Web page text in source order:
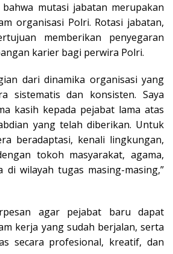
mutasi jabatan merupakan
organisasi Polri. Rotasi jabatan,
memberikan penyegaran
karier bagi perwira Polri.
dari dinamika organisasi yang
sistematis dan konsisten. Saya
kasih kepada pejabat lama atas
yang telah diberikan. Untuk
beradaptasi, kenali lingkungan,
tokoh masyarakat, agama,
di wilayah tugas masing-masing,”
agar pejabat baru dapat
kerja yang sudah berjalan, serta
secara profesional, kreatif, dan